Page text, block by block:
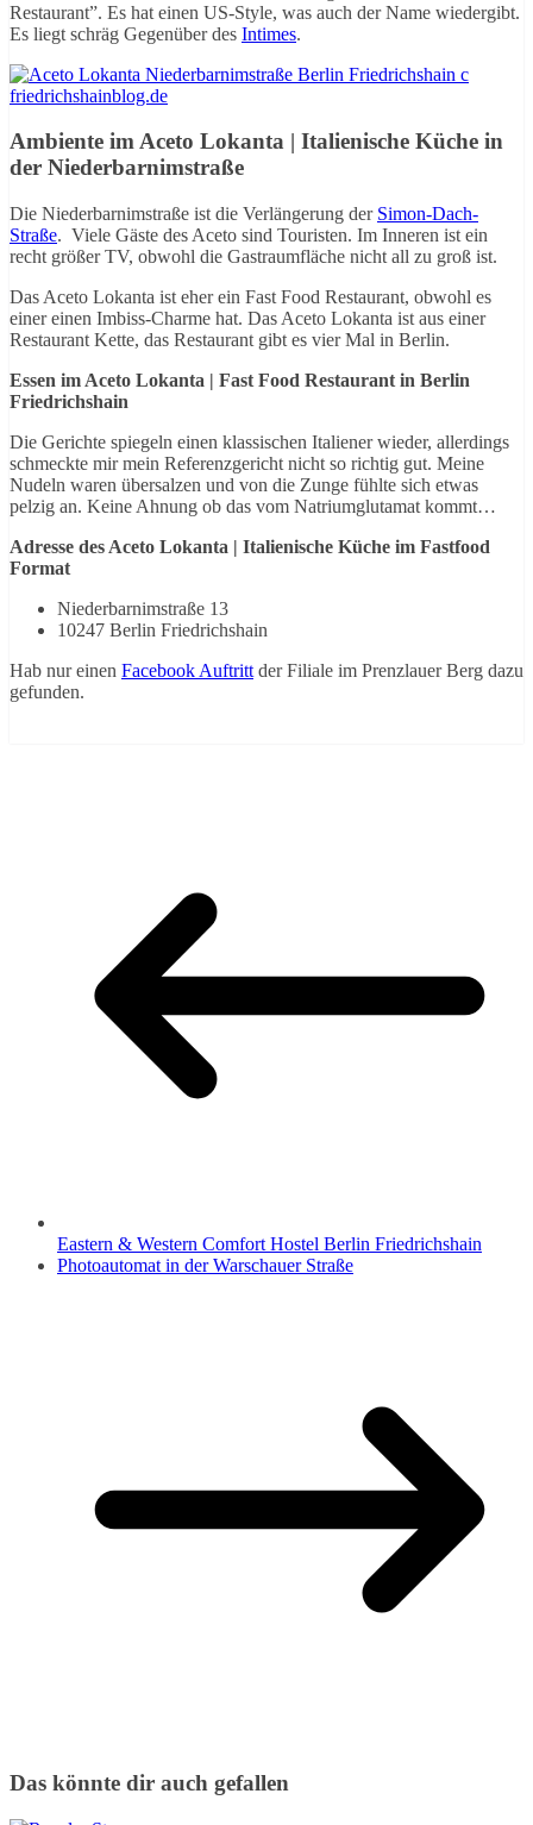
Restaurant”. Es hat einen US-Style, was auch der Name wiedergibt.
Es liegt schräg Gegenüber des Intimes.
Ambiente im Aceto Lokanta | Italienische Küche in
der Niederbarnimstraße
Die Niederbarnimstraße ist die Verlängerung der Simon-Dach-
Straße. Viele Gäste des Aceto sind Touristen. Im Inneren ist ein
recht größer TV, obwohl die Gastraumfläche nicht all zu groß ist.
Das Aceto Lokanta ist eher ein Fast Food Restaurant, obwohl es
einer einen Imbiss-Charme hat. Das Aceto Lokanta ist aus einer
Restaurant Kette, das Restaurant gibt es vier Mal in Berlin.
Essen im Aceto Lokanta | Fast Food Restaurant in Berlin
Friedrichshain
Die Gerichte spiegeln einen klassischen Italiener wieder, allerdings
schmeckte mir mein Referenzgericht nicht so richtig gut. Meine
Nudeln waren übersalzen und von die Zunge fühlte sich etwas
pelzig an. Keine Ahnung ob das vom Natriumglutamat kommt…
Adresse des Aceto Lokanta | Italienische Küche im Fastfood
Format
Niederbarnimstraße 13
10247 Berlin Friedrichshain
Hab nur einen Facebook Auftritt der Filiale im Prenzlauer Berg dazu
gefunden.
Eastern & Western Comfort Hostel Berlin Friedrichshain
Photoautomat in der Warschauer Straße
Das könnte dir auch gefallen